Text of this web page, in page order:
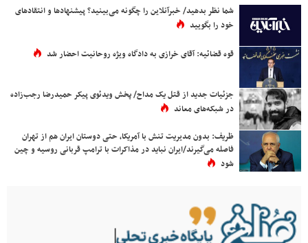
شما نظر بدهید/ خبرآنلاین را چگونه می‌بینید؟ پیشنهادها و انتقادهای
خود را بگویید
قوه قضائیه: آقای خرازی به دادگاه ویژه روحانیت احضار شد
جزئیات جدید از قتل یک مداح/ پخش ویدئوی پیکر حمیدرضا رجب‌زاده
در شبکه‌های معاند
ظریف: بدون مدیریت تنش با آمریکا، حتی دوستان ایران هم از تهران
فاصله می‌گیرند/ایران نباید در مذاکرات با ترامپ قربانی روسیه و چین
شود